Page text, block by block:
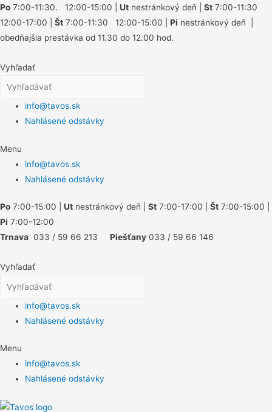
Po 7:00-11:30. 12:00-15:00 | Ut nestránkový deň | St 7:00-11:30
12:00-17:00 | Št 7:00-11:30 12:00-15:00 | Pi nestránkový deň |
obedňajšia prestávka od 11.30 do 12.00 hod.
Vyhľadať
info@tavos.sk
Nahlásené odstávky
Menu
info@tavos.sk
Nahlásené odstávky
Po 7:00-15:00 | Ut nestránkový deň | St 7:00-17:00 | Št 7:00-15:00 |
Pi 7:00-12:00
Trnava 033 / 59 66 213 Piešťany 033 / 59 66 146
Vyhľadať
info@tavos.sk
Nahlásené odstávky
Menu
info@tavos.sk
Nahlásené odstávky